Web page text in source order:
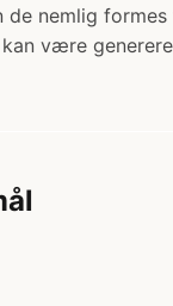
nemlig
være